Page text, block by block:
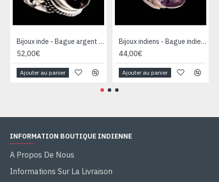
Bijoux inde - Bague argent Améthyste
52,00€
Ajouter au panier
Bijoux indiens - Bague indienne Améthyste
44,00€
Ajouter au panier
INFORMATION BOUTIQUE INDIENNE
A Propos De Nous
Informations Sur La Livraison